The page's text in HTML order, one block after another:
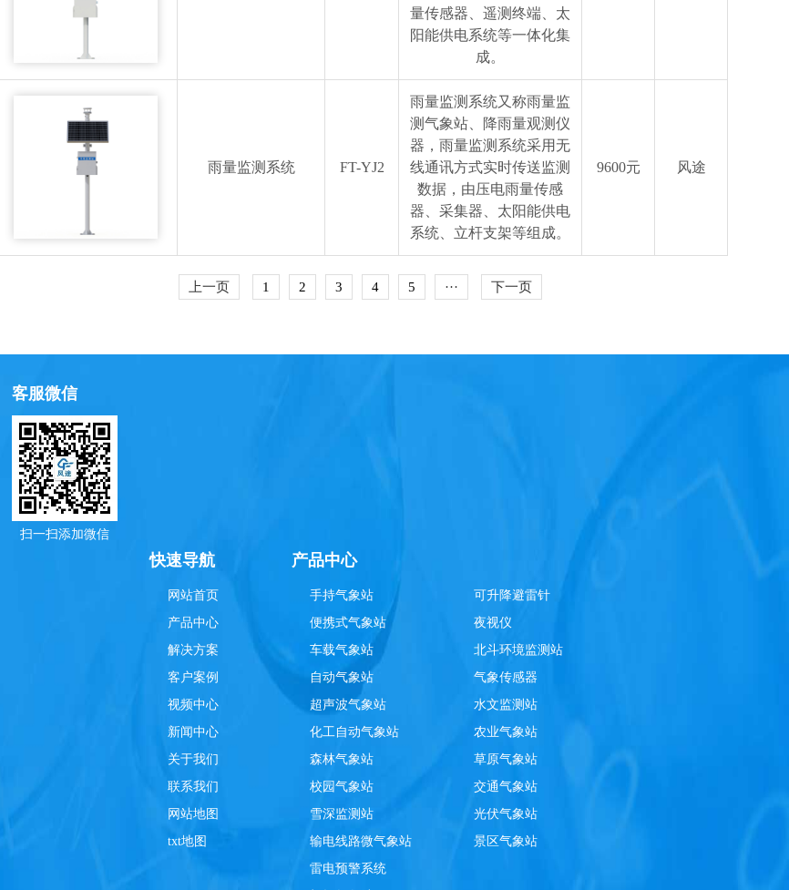
量传感器、遥测终端、太
阳能供电系统等一体化集
成。
雨量监测系统 FT-YJ2
雨量监测系统又称雨量监
测气象站、降雨量观测仪
器，雨量监测系统采用无
线通讯方式实时传送监测
数据，由压电雨量传感
器、采集器、太阳能供电
系统、立杆支架等组成。
9600元 风途
上一页 1 2 3 4 5 ··· 下一页
客服微信
扫一扫添加微信
快速导航
网站首页
产品中心
解决方案
客户案例
视频中心
新闻中心
关于我们
联系我们
网站地图
txt地图
产品中心
手持气象站
便携式气象站
车载气象站
自动气象站
超声波气象站
化工自动气象站
森林气象站
校园气象站
雪深监测站
输电线路微气象站
雷电预警系统
可升降避雷针
夜视仪
北斗环境监测站
气象传感器
水文监测站
农业气象站
草原气象站
交通气象站
光伏气象站
景区气象站